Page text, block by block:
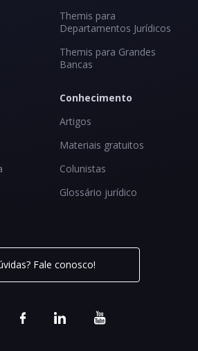
Themis para
Departamentos Jurídicos
Themis para Grandes
Bancas
Conhecimento
Artigos
Materiais gratuitos
Colunistas
Glossário jurídico
Fale conosco!